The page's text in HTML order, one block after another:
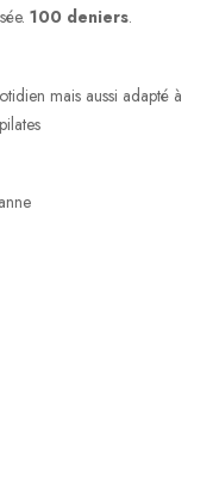
100 deniers.
mais aussi adapté à